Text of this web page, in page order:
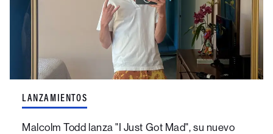
LANZAMIENTOS
Malcolm Todd lanza "I Just Got Mad", su nuevo